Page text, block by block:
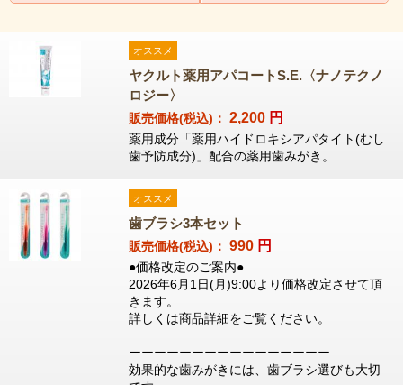
オススメ
ヤクルト薬用アパコートS.E.〈ナノテクノ
ロジー〉
販売価格(税込)： 2,200 円
薬用成分「薬用ハイドロキシアパタイト(むし
歯予防成分)」配合の薬用歯みがき。
オススメ
歯ブラシ3本セット
販売価格(税込)： 990 円
●価格改定のご案内●
2026年6月1日(月)9:00より価格改定させて頂
きます。
詳しくは商品詳細をご覧ください。
ーーーーーーーーーーーーーーーー
効果的な歯みがきには、歯ブラシ選びも大切